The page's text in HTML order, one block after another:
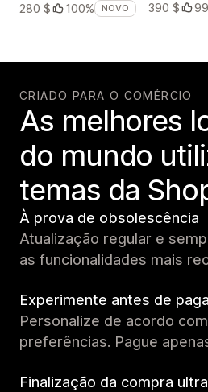
280 $
100% NOVO
390 $
CRIADO PARA O COMÉRCIO
As melhores
do mundo
temas da
À prova de obsolescência
Atualização regular e
as funcionalidades mais
Experimente antes de
Personalize de acordo
preferências. Pague
Finalização da compra